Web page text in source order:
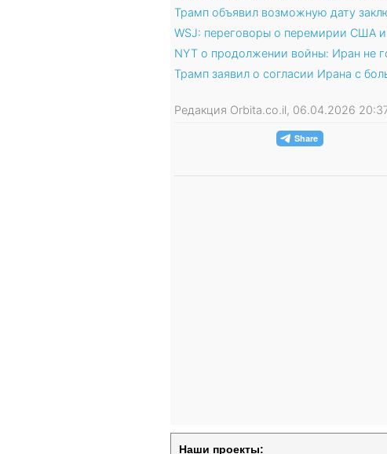
Трамп объявил возможную дату
WSJ: переговоры о перемирии США
NYT о продолжении войны: Иран не
Трамп заявил о согласии Ирана с
Редакция Orbita.co.il, 06.04.2026
Наши проекты: